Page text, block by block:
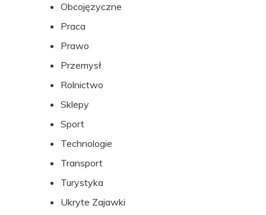
Obcojęzyczne
Praca
Prawo
Przemysł
Rolnictwo
Sklepy
Sport
Technologie
Transport
Turystyka
Ukryte Zajawki